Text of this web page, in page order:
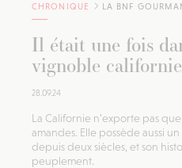
CHRONIQUE LA BNF
Il était une fois
vignoble
28.09.24
La Californie n’exporte pas
amandes. Elle possède aussi
depuis deux siècles, et son
peuplement.